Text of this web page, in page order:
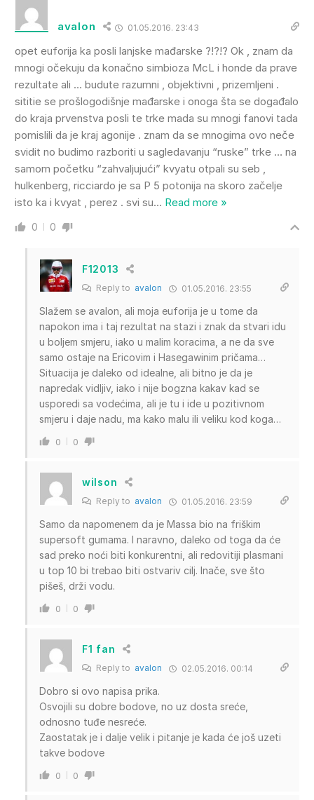
avalon 01.05.2016. 23:43
opet euforija ka posli lanjske mađarske ?!?!? Ok , znam da
mnogi očekuju da konačno simbioza McL i honde da prave
rezultate ali … budute razumni , objektivni , prizemljeni .
sititie se prošlogodišnje mađarske i onoga šta se događalo
do kraja prvenstva posli te trke mada su mnogi fanovi tada
pomislili da je kraj agonije . znam da se mnogima ovo neče
svidit no budimo razboriti u sagledavanju “ruske” trke … na
samom početku “zahvaljujući” kvyatu otpali su seb ,
hulkenberg, ricciardo je sa P 5 potonija na skoro začelje
isto ka i kvyat , perez . svi su… Read more »
0 0
F12013
Reply to avalon 01.05.2016. 23:55
Slažem se avalon, ali moja euforija je u tome da
napokon ima i taj rezultat na stazi i znak da stvari idu
u boljem smjeru, iako u malim koracima, a ne da sve
samo ostaje na Ericovim i Hasegawinim pričama…
Situacija je daleko od idealne, ali bitno je da je
napredak vidljiv, iako i nije bogzna kakav kad se
usporedi sa vodećima, ali je tu i ide u pozitivnom
smjeru i daje nadu, ma kako malu ili veliku kod koga…
0 0
wilson
Reply to avalon 01.05.2016. 23:59
Samo da napomenem da je Massa bio na friškim
supersoft gumama. I naravno, daleko od toga da će
sad preko noći biti konkurentni, ali redovitiji plasmani
u top 10 bi trebao biti ostvariv cilj. Inače, sve što
pišeš, drži vodu.
0 0
F1 fan
Reply to avalon 02.05.2016. 00:14
Dobro si ovo napisa prika.
Osvojili su dobre bodove, no uz dosta sreće,
odnosno tuđe nesreće.
Zaostatak je i dalje velik i pitanje je kada će još uzeti
takve bodove
0 0